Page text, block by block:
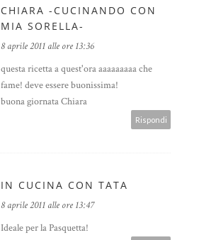
CHIARA -CUCINANDO CON
MIA SORELLA-
8 aprile 2011 alle ore 13:36
questa ricetta a quest'ora aaaaaaaaa che
fame! deve essere buonissima!
buona giornata Chiara
Rispondi
IN CUCINA CON TATA
8 aprile 2011 alle ore 13:47
Ideale per la Pasquetta!